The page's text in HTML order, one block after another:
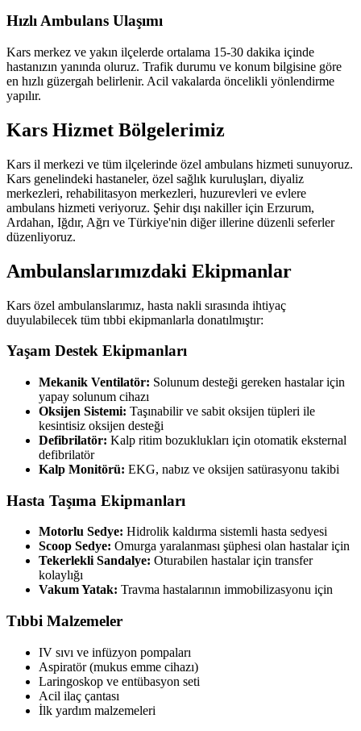
Hızlı Ambulans Ulaşımı
Kars merkez ve yakın ilçelerde ortalama 15-30 dakika içinde
hastanızın yanında oluruz. Trafik durumu ve konum bilgisine göre
en hızlı güzergah belirlenir. Acil vakalarda öncelikli yönlendirme
yapılır.
Kars Hizmet Bölgelerimiz
Kars il merkezi ve tüm ilçelerinde özel ambulans hizmeti sunuyoruz.
Kars genelindeki hastaneler, özel sağlık kuruluşları, diyaliz
merkezleri, rehabilitasyon merkezleri, huzurevleri ve evlere
ambulans hizmeti veriyoruz. Şehir dışı nakiller için Erzurum,
Ardahan, Iğdır, Ağrı ve Türkiye'nin diğer illerine düzenli seferler
düzenliyoruz.
Ambulanslarımızdaki Ekipmanlar
Kars özel ambulanslarımız, hasta nakli sırasında ihtiyaç
duyulabilecek tüm tıbbi ekipmanlarla donatılmıştır:
Yaşam Destek Ekipmanları
Mekanik Ventilatör: Solunum desteği gereken hastalar için
yapay solunum cihazı
Oksijen Sistemi: Taşınabilir ve sabit oksijen tüpleri ile
kesintisiz oksijen desteği
Defibrilatör: Kalp ritim bozuklukları için otomatik eksternal
defibrilatör
Kalp Monitörü: EKG, nabız ve oksijen satürasyonu takibi
Hasta Taşıma Ekipmanları
Motorlu Sedye: Hidrolik kaldırma sistemli hasta sedyesi
Scoop Sedye: Omurga yaralanması şüphesi olan hastalar için
Tekerlekli Sandalye: Oturabilen hastalar için transfer
kolaylığı
Vakum Yatak: Travma hastalarının immobilizasyonu için
Tıbbi Malzemeler
IV sıvı ve infüzyon pompaları
Aspiratör (mukus emme cihazı)
Laringoskop ve entübasyon seti
Acil ilaç çantası
İlk yardım malzemeleri